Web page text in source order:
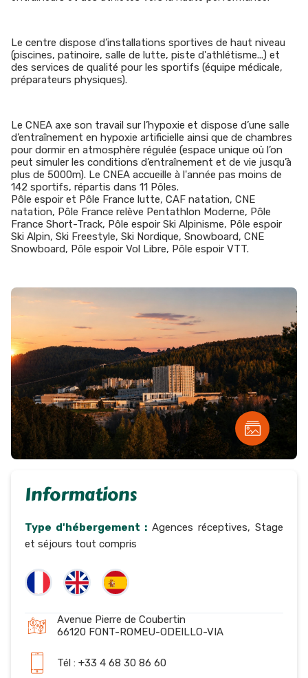
Le centre dispose d’installations sportives de haut niveau
(piscines, patinoire, salle de lutte, piste d'athlétisme...) et
des services de qualité pour les sportifs (équipe médicale,
préparateurs physiques).
Le CNEA axe son travail sur l’hypoxie et dispose d’une salle
d’entraînement en hypoxie artificielle ainsi que de chambres
pour dormir en atmosphère régulée (espace unique où l’on
peut simuler les conditions d’entraînement et de vie jusqu’à
plus de 5000m). Le CNEA accueille à l'année pas moins de
142 sportifs, répartis dans 11 Pôles.
Pôle espoir et Pôle France lutte, CAF natation, CNE
natation, Pôle France relève Pentathlon Moderne, Pôle
France Short-Track, Pôle espoir Ski Alpinisme, Pôle espoir
Ski Alpin, Ski Freestyle, Ski Nordique, Snowboard, CNE
Snowboard, Pôle espoir Vol Libre, Pôle espoir VTT.
Informations
Type d'hébergement : Agences réceptives, Stage
et séjours tout compris
Avenue Pierre de Coubertin
66120 FONT-ROMEU-ODEILLO-VIA
Tél : +33 4 68 30 86 60